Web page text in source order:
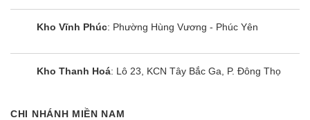
Kho Vĩnh Phúc: Phường Hùng Vương - Phúc Yên
Kho Thanh Hoá: Lô 23, KCN Tây Bắc Ga, P. Đông Thọ
CHI NHÁNH MIỀN NAM